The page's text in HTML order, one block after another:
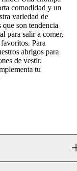
comodidad y un
variedad de
que son tendencia
para salir a comer,
favoritos. Para
abrigos para
de vestir.
tu